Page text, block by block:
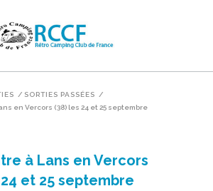
/ SORTIES PASSÉES
/
en Vercors (38) les 24 et 25 septembre
à Lans en Vercors
et 25 septembre